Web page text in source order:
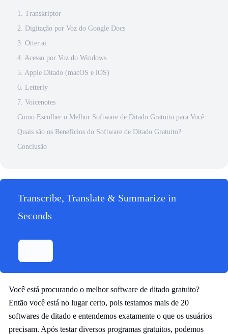
1. Transkriptor
2. Digitação por Voz do Google Docs
3. Otter.ai
4. Acesso por Voz do Windows
5. Apple Ditado (macOS e iOS)
6. Letterly
7. Voicenotes
Como Escolher o Melhor Software de Ditado Gratuito para Você
Quais são os Benefícios do Software de Ditado Gratuito?
Conclusão
Transcribe, Translate & Summarize in
Seconds
Você está procurando o melhor software de ditado gratuito?
Então você está no lugar certo, pois testamos mais de 20
softwares de ditado e entendemos exatamente o que os usuários
precisam. Após testar diversos programas gratuitos, podemos